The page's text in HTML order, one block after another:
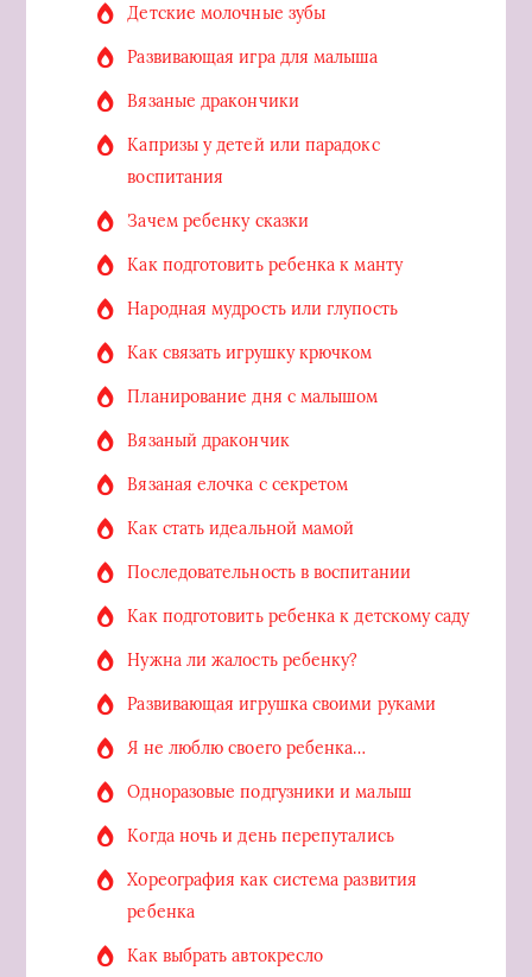
Детские молочные зубы
Развивающая игра для малыша
Вязаные дракончики
Капризы у детей или парадокс
воспитания
Зачем ребенку сказки
Как подготовить ребенка к манту
Народная мудрость или глупость
Как связать игрушку крючком
Планирование дня с малышом
Вязаный дракончик
Вязаная елочка с секретом
Как стать идеальной мамой
Последовательность в воспитании
Как подготовить ребенка к детскому саду
Нужна ли жалость ребенку?
Развивающая игрушка своими руками
Я не люблю своего ребенка…
Одноразовые подгузники и малыш
Когда ночь и день перепутались
Хореография как система развития
ребенка
Как выбрать автокресло